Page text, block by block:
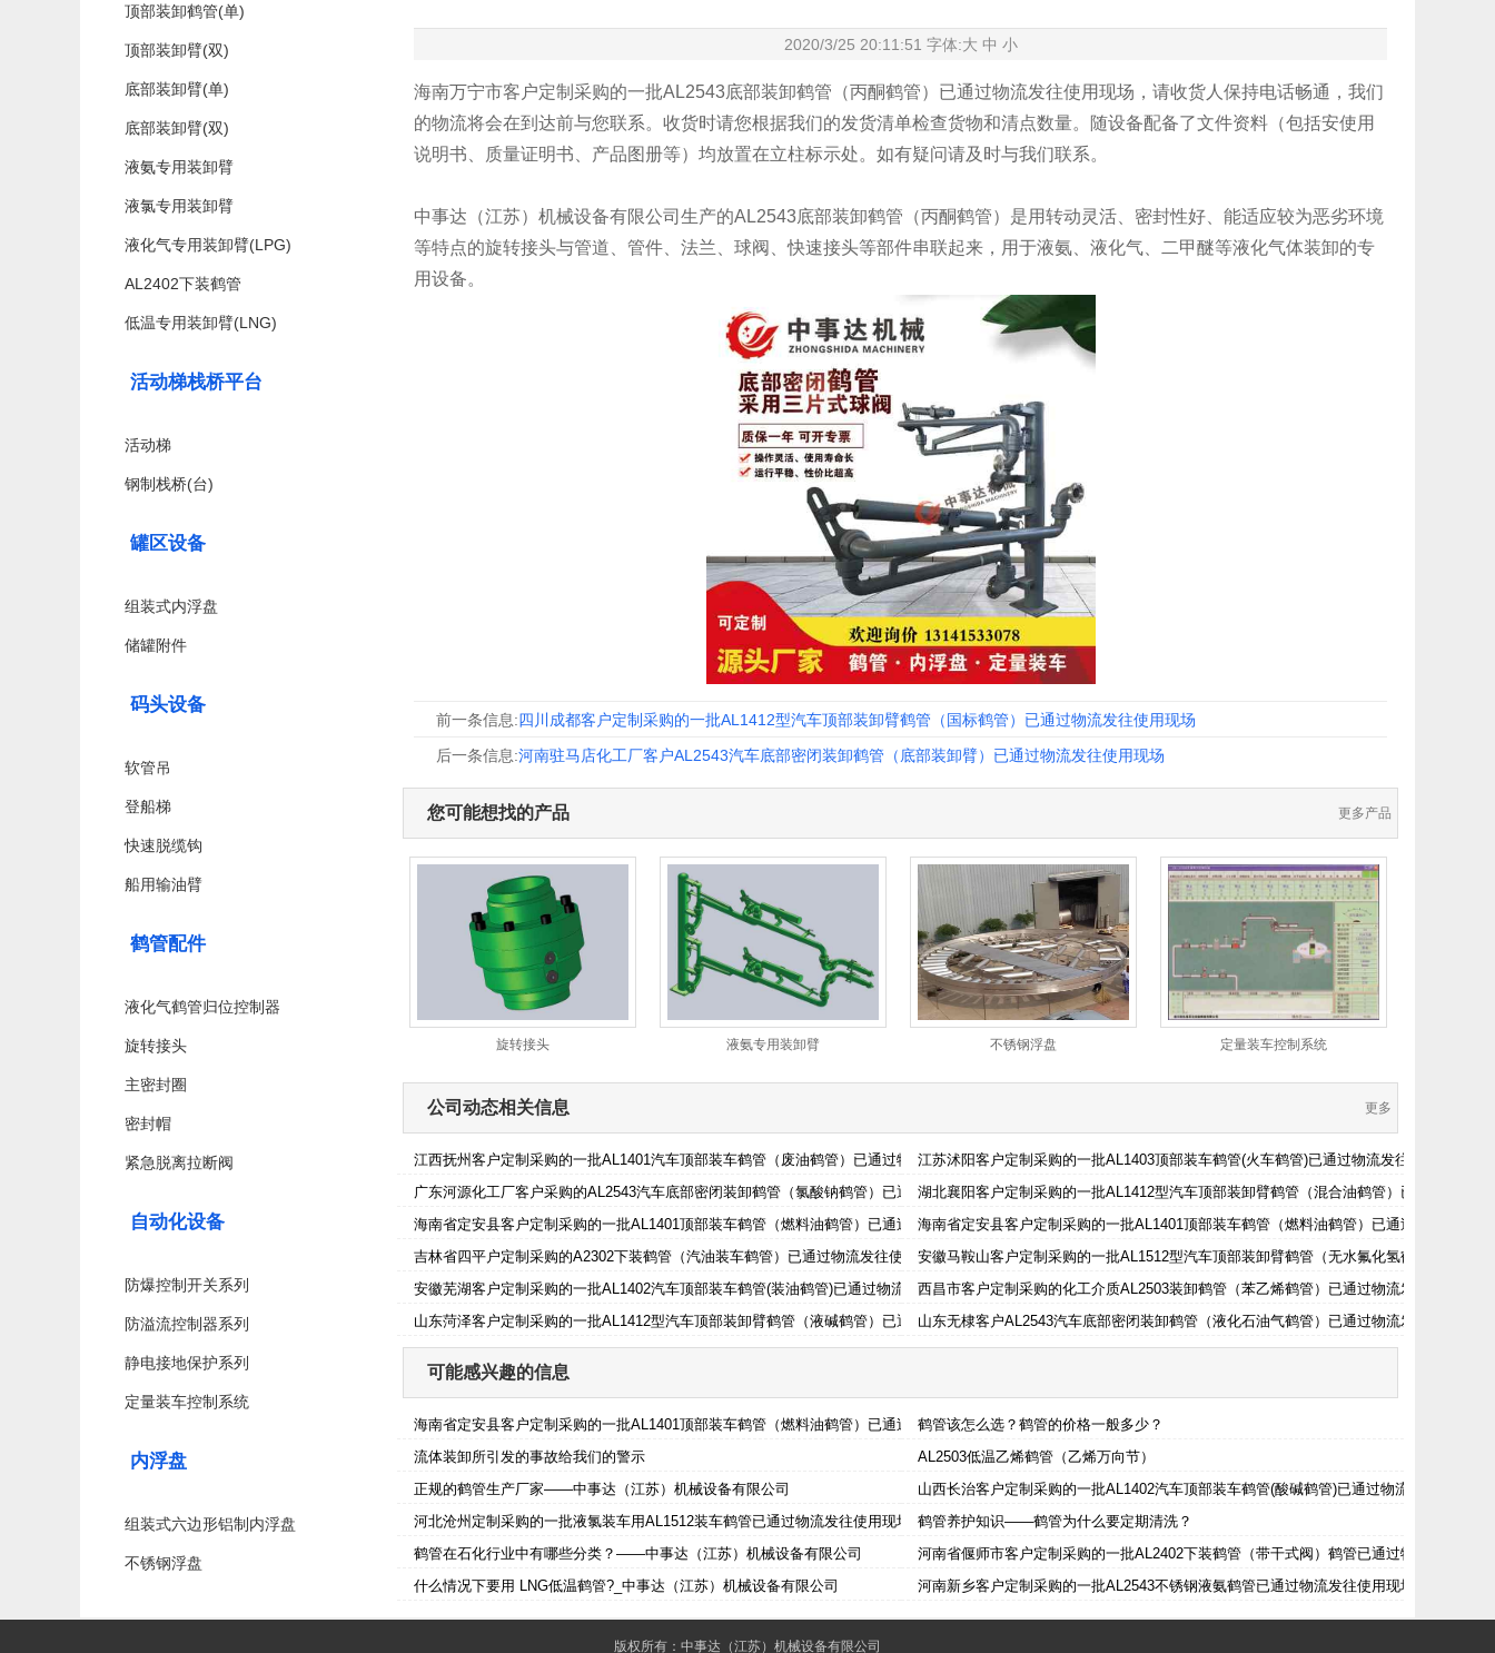
顶部装卸鹤管(单)
顶部装卸臂(双)
底部装卸臂(单)
底部装卸臂(双)
液氨专用装卸臂
液氯专用装卸臂
液化气专用装卸臂(LPG)
AL2402下装鹤管
低温专用装卸臂(LNG)
活动梯栈桥平台
活动梯
钢制栈桥(台)
罐区设备
组装式内浮盘
储罐附件
码头设备
软管吊
登船梯
快速脱缆钩
船用输油臂
鹤管配件
液化气鹤管归位控制器
旋转接头
主密封圈
密封帽
紧急脱离拉断阀
自动化设备
防爆控制开关系列
防溢流控制器系列
静电接地保护系列
定量装车控制系统
内浮盘
组装式六边形铝制内浮盘
不锈钢浮盘
2020/3/25 20:11:51 字体:大 中 小
海南万宁市客户定制采购的一批AL2543底部装卸鹤管 （丙酮鹤管）已通过物流发往使用现场，请收货人保持电话畅通，我们
的物流将会在到达前与您联系。收货时请您根据我们的发货清单检查货物和清点数量。随设备配备了文件资料（包括安使用
说明书、质量证明书、产品图册等）均放置在立柱标示处。如有疑问请及时与我们联系。
中事达（江苏）机械设备有限公司生产的AL2543底部装卸鹤管 （丙酮鹤管）是用转动灵活、密封性好、能适应较为恶劣环境
等特点的旋转接头与管道、管件、法兰、球阀、快速接头等部件串联起来，用于液氨、液化气、二甲醚等液化气体装卸的专
用设备。
前一条信息:四川成都客户定制采购的一批AL1412型汽车顶部装卸臂鹤管（国标鹤管）已通过物流发往使用现场
后一条信息:河南驻马店化工厂客户AL2543汽车底部密闭装卸鹤管（底部装卸臂）已通过物流发往使用现场
更多产品
您可能想找的产品
旋转接头 液氨专用装卸臂 不锈钢浮盘 定量装车控制系统
更多
公司动态相关信息
江西抚州客户定制采购的一批AL1401汽车顶部装车鹤管（废油鹤管）已通过物流发往使用现场江苏沭阳客户定制采购的一批AL1403顶部装车鹤管(火车鹤管)已通过物流发往使用现场
广东河源化工厂客户采购的AL2543汽车底部密闭装卸鹤管（氯酸钠鹤管）已通过物流发往使用现场湖北襄阳客户定制采购的一批AL1412型汽车顶部装卸臂鹤管（混合油鹤管）已通过物流发
海南省定安县客户定制采购的一批AL1401顶部装车鹤管（燃料油鹤管）已通过物流发往使用现场海南省定安县客户定制采购的一批AL1401顶部装车鹤管（燃料油鹤管）已通过物流发往使
吉林省四平户定制采购的A2302下装鹤管（汽油装车鹤管）已通过物流发往使用现场安徽马鞍山客户定制采购的一批AL1512型汽车顶部装卸臂鹤管（无水氟化氢鹤管）已通过
安徽芜湖客户定制采购的一批AL1402汽车顶部装车鹤管(装油鹤管)已通过物流发往使用现场西昌市客户定制采购的化工介质AL2503装卸鹤管（苯乙烯鹤管）已通过物流发往使用现场
山东菏泽客户定制采购的一批AL1412型汽车顶部装卸臂鹤管（液碱鹤管）已通过物流发往使用现场山东无棣客户AL2543汽车底部密闭装卸鹤管（液化石油气鹤管）已通过物流发往使用现场
可能感兴趣的信息
海南省定安县客户定制采购的一批AL1401顶部装车鹤管（燃料油鹤管）已通过物流发往使用现场鹤管该怎么选？鹤管的价格一般多少？
流体装卸所引发的事故给我们的警示
AL2503低温乙烯鹤管（乙烯万向节）
正规的鹤管生产厂家——中事达（江苏）机械设备有限公司
山西长治客户定制采购的一批AL1402汽车顶部装车鹤管(酸碱鹤管)已通过物流发往使用现场
河北沧州定制采购的一批液氯装车用AL1512装车鹤管已通过物流发往使用现场
鹤管养护知识——鹤管为什么要定期清洗？
鹤管在石化行业中有哪些分类？——中事达（江苏）机械设备有限公司
河南省偃师市客户定制采购的一批AL2402下装鹤管（带干式阀）鹤管已通过物流发往使用
什么情况下要用 LNG低温鹤管?_中事达（江苏）机械设备有限公司
河南新乡客户定制采购的一批AL2543不锈钢液氨鹤管已通过物流发往使用现场
版权所有：中事达（江苏）机械设备有限公司